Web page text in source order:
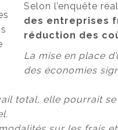
Selon l’enquête
des entreprises
réduction des
La mise en place
des économies
total, elle pourrait